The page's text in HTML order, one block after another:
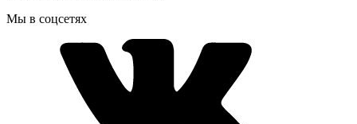
Мы в соцсетях